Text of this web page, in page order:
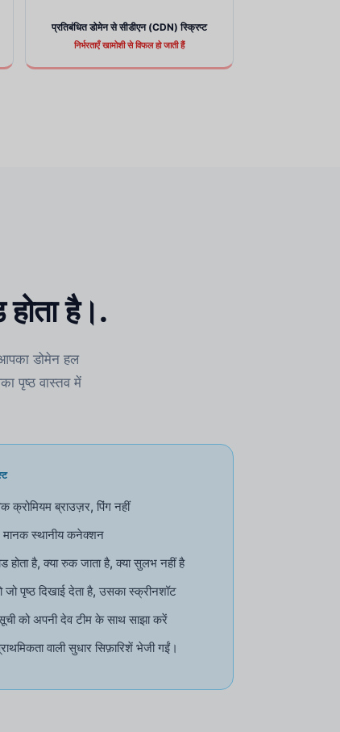
प्रतिबंधित डोमेन से सीडीएन (CDN) स्क्रिप्ट
निर्भरताएँ खामोशी से विफल हो जाती हैं
है।.
डोमेन हल
पृष्ठ वास्तव में
क्रोमियम ब्राउज़र, पिंग नहीं
मानक स्थानीय कनेक्शन
होता है, क्या रुक जाता है, क्या सुलभ नहीं है
पृष्ठ दिखाई देता है, उसका स्क्रीनशॉट
को अपनी देव टीम के साथ साझा करें
वाली सुधार सिफ़ारिशें भेजी गईं।